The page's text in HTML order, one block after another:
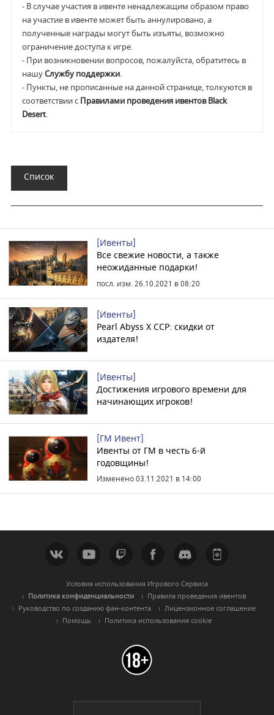
- В случае участия в ивенте ненадлежащим образом право
на участие в ивенте может быть аннулировано, а
полученные награды могут быть изъяты, возможно
ограничение доступа к игре.
- При возникновении вопросов, пожалуйста, обратитесь в
нашуСлужбу поддержки.
- Пункты, не прописанные на данной странице, толкуются в
соответствии с Правилами проведения ивентов Black
Desert.
Список
[Ивенты]
Все свежие новости, а также
неожиданные подарки!
посл. изм. 26.10.2021 в 08:20
[Ивенты]
Pearl Abyss X CCP: скидки от
издателя!
[Ивенты]
Достижения игрового времени для
начинающих игроков!
[ГМ Ивент]
Ивенты от ГМ в честь 6-й
годовщины!
Изменено 03.11.2021 в 14:00
Условия использования Игрового Сервиса
Политика конфиденциальности
Правила проведения ивентов
Руководство по созданию фан-контента
Лицензионное соглашение
Помощь
Политика использования cookie